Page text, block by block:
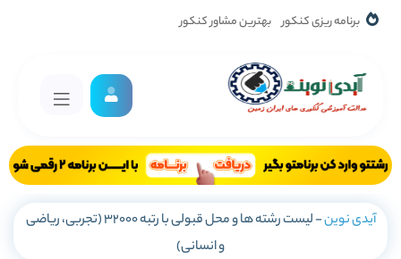
برنامه ریزی کنکور بهترین مشاور کنکور
آیدی نوین-
لیست رشته ها و محل قبولی با رتبه 32000 (تجربی، ریاضی
و انسانی)